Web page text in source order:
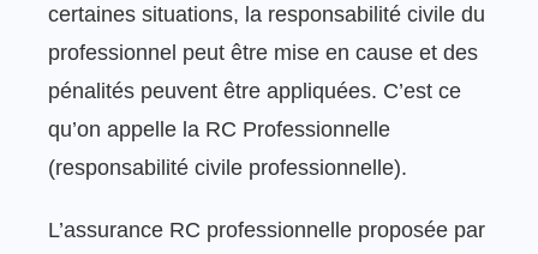
certaines situations, la responsabilité civile du
professionnel peut être mise en cause et des
pénalités peuvent être appliquées. C’est ce
qu’on appelle la RC Professionnelle
(responsabilité civile professionnelle).
L’assurance RC professionnelle proposée par